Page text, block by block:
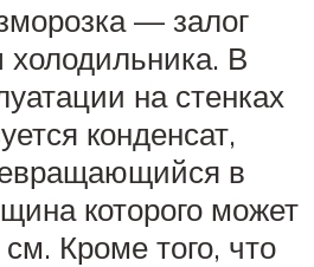
— залог
В
на стенках
конденсат,
в
которого может
Кроме того, что